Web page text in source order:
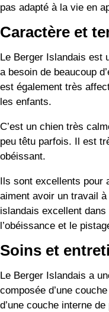
pas adapté à la vie en
Caractère et
Le Berger Islandais est
a besoin de beaucoup
est également très
les enfants.
C’est un chien très
peu têtu parfois. Il est
obéissant.
Ils sont excellents
aiment avoir un travail
islandais excellent dans
l’obéissance et le
Soins et
Le Berger Islandais a
composée d’une
d’une couche interne